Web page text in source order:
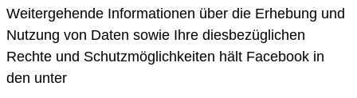
Weitergehende Informationen über die Erhebung und
Nutzung von Daten sowie Ihre diesbezüglichen
Rechte und Schutzmöglichkeiten hält Facebook in
den unter